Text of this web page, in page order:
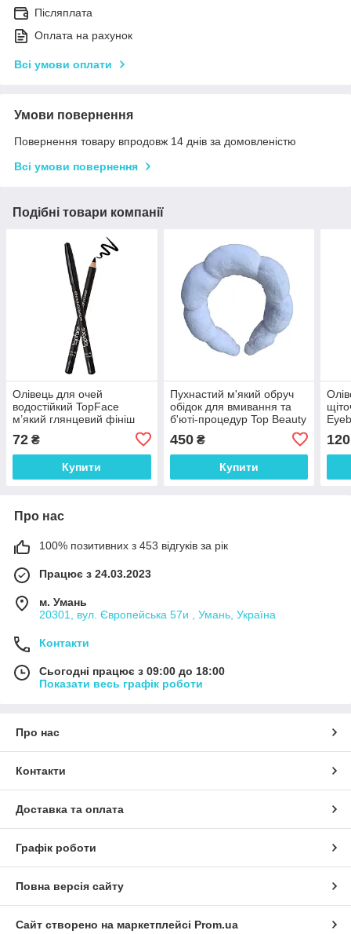
Післяплата
Оплата на рахунок
Всі умови оплати
Умови повернення
Повернення товару впродовж 14 днів за домовленістю
Всі умови повернення
Подібні товари компанії
Олівець для очей
водостійкий TopFace
м’який глянцевий фініш
72 ₴
Купити
Пухнастий м'який обруч
обідок для вмивання та
б'юті-процедур Top Beauty
450₴
Купити
120
Про нас
100% позитивних з 453 відгуків за рік
Працює з 24.03.2023
м. Умань
20301, вул. Європейська 57и , Умань, Україна
Контакти
Сьогодні працює з 09:00 до 18:00
Показати весь графік роботи
Про нас
Контакти
Доставка та оплата
Графік роботи
Повна версія сайту
Сайт створено на маркетплейсі Prom.ua